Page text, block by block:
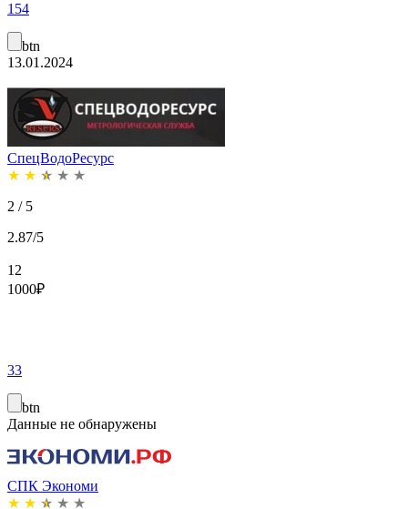
154
btn
13.01.2024
СпецВодоРесурс
★ ★ ★ ★ ★
2 / 5
2.87/5
12
1000₽
33
btn
Данные не обнаружены
СПК Экономи
★ ★ ★ ★ ★